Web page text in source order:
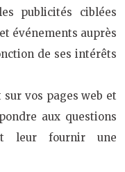
publicités ciblées
événements auprès
de ses intérêts
vos pages web et
aux questions
leur fournir une